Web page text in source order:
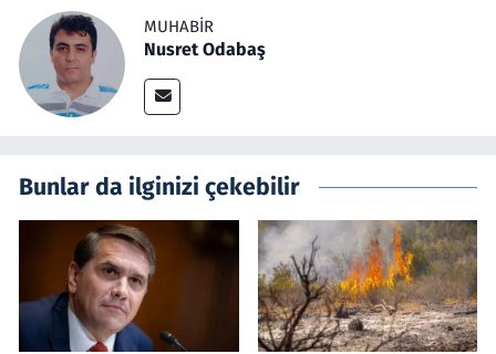
MUHABIR
Nusret Odabaş
Bunlar da ilginizi çekebilir